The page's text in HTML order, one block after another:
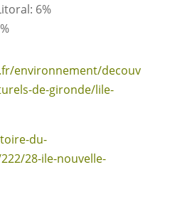
Litoral: 6%
environnement/decouv
de-gironde/lile-
du-
28-ile-nouvelle-